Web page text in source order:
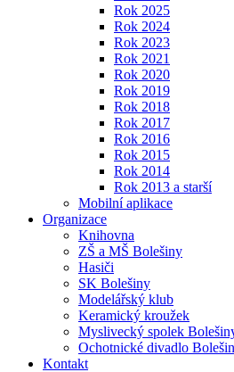
Rok 2025
Rok 2024
Rok 2023
Rok 2021
Rok 2020
Rok 2019
Rok 2018
Rok 2017
Rok 2016
Rok 2015
Rok 2014
Rok 2013 a starší
Mobilní aplikace
Organizace
Knihovna
ZŠ a MŠ Bolešiny
Hasiči
SK Bolešiny
Modelářský klub
Keramický kroužek
Myslivecký spolek
Ochotnické divadlo
Kontakt